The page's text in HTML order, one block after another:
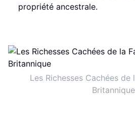
propriété ancestrale.
Les Richesses Cachées de
Britannique